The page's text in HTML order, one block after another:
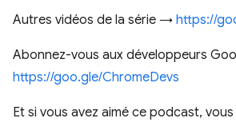
Autres vidéos de la série → https://
Abonnez-vous aux développeurs
https://goo.gle/ChromeDevs
Et si vous avez aimé ce podcast,